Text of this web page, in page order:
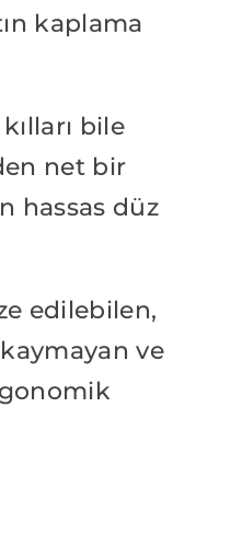
kaplama
bile
net bir
hassas düz
edilebilen,
ve